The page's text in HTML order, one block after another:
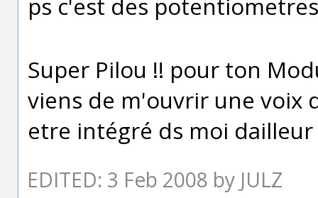
Super Pilou !! pour ton
viens de m'ouvrir une voix
etre intégré ds moi dailleur
EDITED: 3 Feb 2008 by JULZ